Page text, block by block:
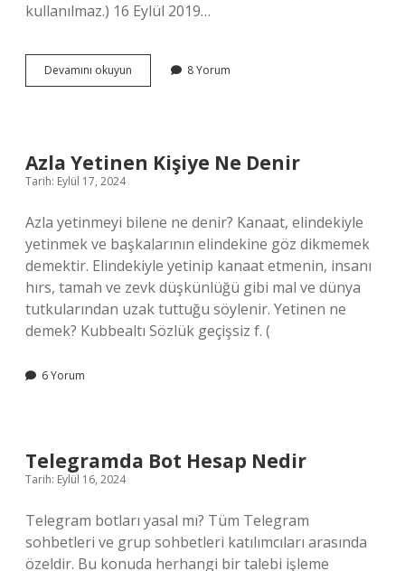
kullanılmaz.) 16 Eylül 2019…
Devamını okuyun Hatayda
Kal
8 Yorum
Azla Yetinen Kişiye Ne Denir
Tarih: Eylül 17, 2024
Azla yetinmeyi bilene ne denir? Kanaat, elindekiyle
yetinmek ve başkalarının elindekine göz dikmemek
demektir. Elindekiyle yetinip kanaat etmenin, insanı
hırs, tamah ve zevk düşkünlüğü gibi mal ve dünya
tutkularından uzak tuttuğu söylenir. Yetinen ne
demek? Kubbealtı Sözlük geçişsiz f. (
6 Yorum
Telegramda Bot Hesap Nedir
Tarih: Eylül 16, 2024
Telegram botları yasal mı? Tüm Telegram
sohbetleri ve grup sohbetleri katılımcıları arasında
özeldir. Bu konuda herhangi bir talebi işleme